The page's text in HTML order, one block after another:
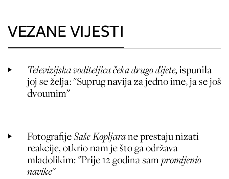
VEZANE VIJESTI
Televizijska voditeljica čeka drugo dijete, ispunila
joj se želja: "Suprug navija za jedno ime, ja se još
dvoumim"
FotografijeSaše Kopljarane prestaju nizati
reakcije, otkrio nam je što ga održava
mladolikim: "Prije 12 godina sampromijenio
navike"